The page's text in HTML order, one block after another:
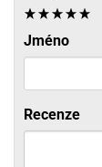
Jméno
Recenze